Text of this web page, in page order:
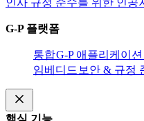
인사 규정 준수를 위한 인공
G-P 플랫폼​​
통합​​G-P 애플리케이
임베디드​​ 보안 & 규정
핵심 기능​​